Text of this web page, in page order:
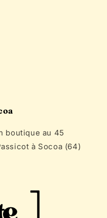
boutique au 45
à Socoa (64)